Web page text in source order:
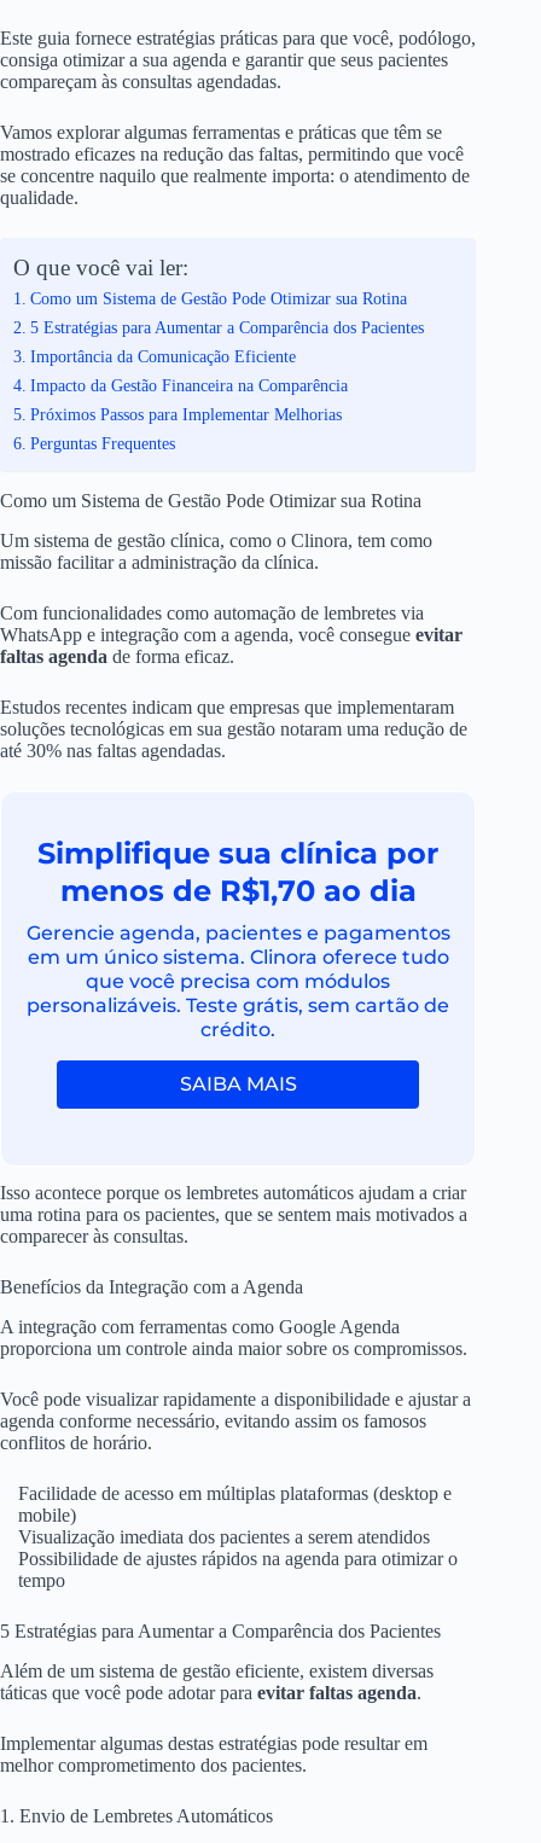
Este guia fornece estratégias práticas para que você, podólogo,
consiga otimizar a sua agenda e garantir que seus pacientes
compareçam às consultas agendadas.
Vamos explorar algumas ferramentas e práticas que têm se
mostrado eficazes na redução das faltas, permitindo que você
se concentre naquilo que realmente importa: o atendimento de
qualidade.
O que você vai ler:
Como um Sistema de Gestão Pode Otimizar sua Rotina
5 Estratégias para Aumentar a Comparência dos Pacientes
Importância da Comunicação Eficiente
Impacto da Gestão Financeira na Comparência
Próximos Passos para Implementar Melhorias
Perguntas Frequentes
Como um Sistema de Gestão Pode Otimizar sua Rotina
Um sistema de gestão clínica, como o Clinora, tem como
missão facilitar a administração da clínica.
Com funcionalidades como automação de lembretes via
WhatsApp e integração com a agenda, você consegue evitar
faltas agenda de forma eficaz.
Estudos recentes indicam que empresas que implementaram
soluções tecnológicas em sua gestão notaram uma redução de
até 30% nas faltas agendadas.
Simplifique sua clínica por
menos de R$1,70 ao dia
Gerencie agenda, pacientes e pagamentos
em um único sistema. Clinora oferece tudo
que você precisa com módulos
personalizáveis. Teste grátis, sem cartão de
crédito.
SAIBA MAIS
Isso acontece porque os lembretes automáticos ajudam a criar
uma rotina para os pacientes, que se sentem mais motivados a
comparecer às consultas.
Benefícios da Integração com a Agenda
A integração com ferramentas como Google Agenda
proporciona um controle ainda maior sobre os compromissos.
Você pode visualizar rapidamente a disponibilidade e ajustar a
agenda conforme necessário, evitando assim os famosos
conflitos de horário.
Facilidade de acesso em múltiplas plataformas (desktop e
mobile)
Visualização imediata dos pacientes a serem atendidos
Possibilidade de ajustes rápidos na agenda para otimizar o
tempo
5 Estratégias para Aumentar a Comparência dos Pacientes
Além de um sistema de gestão eficiente, existem diversas
táticas que você pode adotar para evitar faltas agenda.
Implementar algumas destas estratégias pode resultar em
melhor comprometimento dos pacientes.
1. Envio de Lembretes Automáticos